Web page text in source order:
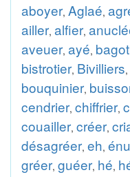
aboyer, Aglaé,
ailler, alfier,
aveuer, ayé,
bistrotier, Bivilliers,
bouquinier,
cendrier, chiffrier,
couailler, créer,
désagréer, eh,
gréer, guéer, hé,